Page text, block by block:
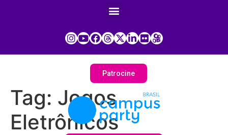
Patrocine
Tag: Jogos
Eletrônicos